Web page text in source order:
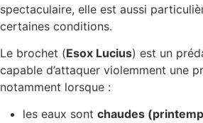
spectaculaire, elle est aussi
certaines conditions.
Le brochet (Esox Lucius) est un
capable d’attaquer violemment une
notamment lorsque :
les eaux sont chaudes